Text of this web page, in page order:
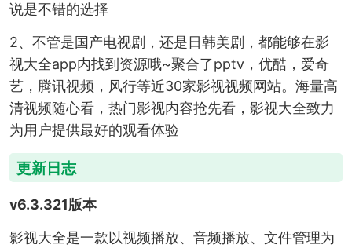
说是不错的选择
2、不管是国产电视剧，还是日韩美剧，都能够在影
视大全app内找到资源哦~聚合了pptv，优酷，爱奇
艺，腾讯视频，风行等近30家影视视频网站。海量高
清视频随心看，热门影视内容抢先看，影视大全致力
为用户提供最好的观看体验
更新日志
v6.3.321版本
影视大全是一款以视频播放、音频播放、文件管理为